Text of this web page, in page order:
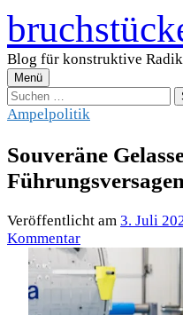
Zum
Inhalt
überspringen
Blog für konstruktive
Menü
Suchen
nach:
Ampelpolitik
Souveräne
Veröffentlicht am 3. Juli
Kommentar